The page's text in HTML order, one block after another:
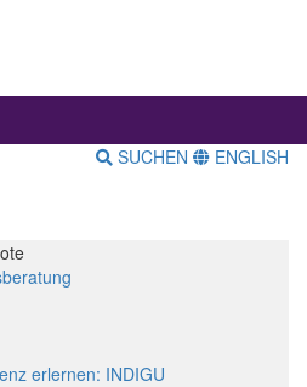
SUCHEN ENGLISH
erlernen: INDIGU